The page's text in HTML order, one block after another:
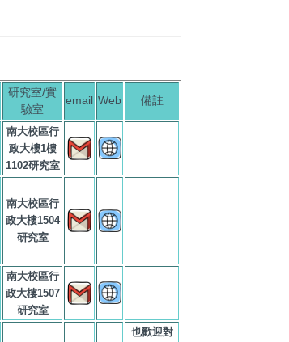
研究室/實
驗室
email Web 備註
南大校區行
政大樓1樓
1102研究室
南大校區行
政大樓1504
研究室
南大校區行
政大樓1507
研究室
也歡迎對